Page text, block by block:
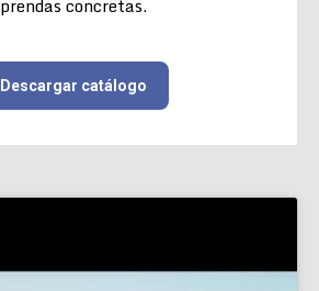
prendas concretas.
Descargar catálogo